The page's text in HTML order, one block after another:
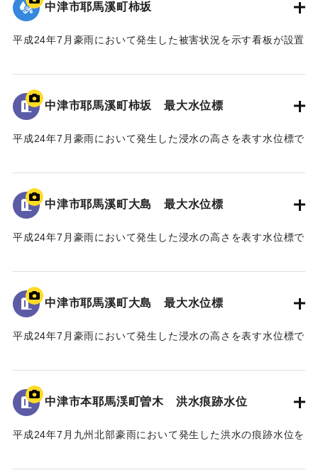
ロ区間において、堤防整備や河道掘削などの緊急的な河川整
この間、事業の推進にあたり、地権者の皆様、地域の皆
今後、将来にわたり、山国川の美しい風景や自然の中で、
この水害の記憶が後世に引き継がれ、地域の安全・安心、水
害からの復興・発展に繋がることを心より願い、ここに銘記
平成三十年十一月
国土交通省 山国川河川事務所
「平成24年7月九州北部豪雨」により、中津市耶馬溪町平田地
区及び戸原地区では、約70戸の家屋が浸水する甚大な被害を
受けた。
撤去の要望書」が関係機関へ出された。
河川管理者である国土交通省においても、「橋を存置して
の整備は、流下阻害の大きなリスクを伴うことから、新橋へ
の架替が望ましい」との考えであった。
な構成要素であり、下流の耶馬溪橋、羅漢寺橋とともに「耶
｜固有コード: 09922070
中津市耶馬溪町柿坂
平成24年7月豪雨において発生した被害状況を示す看板が設置
｜固有コード:
中津市耶馬溪町柿坂 最大水位標
平成24年7月豪雨において発生した浸水の高さを表す水位標で
地面から160cmの位置に水位が示されている。
｜固有コード: 09922068
中津市耶馬溪町大島 最大水位標
平成24年7月豪雨において発生した浸水の高さを表す水位標で
地面から85cmの位置に水位が示されている。
｜固有コード: 09922067
中津市耶馬溪町大島 最大水位標
平成24年7月豪雨において発生した浸水の高さを表す水位標で
地面から0.9メートルの位置に水位が示されている。
｜固有コード: 09922066
中津市本耶馬渓町曽木 洪水痕跡水位
平成24年7月九州北部豪雨において発生した洪水の痕跡水位を
青の禅海橋のたもとに設置してある。